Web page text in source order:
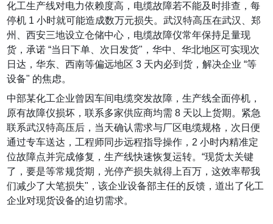
化工生产线对电力依赖度高，电缆故障若不能及时排查，每
停机 1 小时就可能造成数万元损失。武汉特高压在武汉、郑
州、西安三地设立仓储中心，电缆故障仪常年保持足量现
货，承诺 “当日下单、次日发货"，华中、华北地区可实现次
日达，华东、西南等偏远地区 3 天内必到货，解决企业 “等
设备" 的焦虑。
中部某化工企业曾因车间电缆突发故障，生产线全面停机，
原有故障仪损坏，联系多家供应商均需 8 天以上货期。紧急
联系武汉特高压后，当天确认需求与厂区电缆规格，次日便
通过专车送达，工程师同步远程指导操作，2 小时内精准定
位故障点并完成修复，生产线快速恢复运转。“现货太关键
了，要是等常规货期，光停产损失就得上百万，这效率帮我
们减少了大笔损失"，该企业设备部主任的反馈，道出了化工
企业对现货设备的迫切需求。